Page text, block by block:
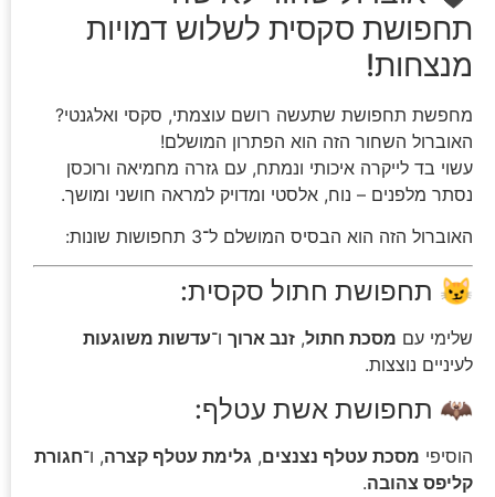
תחפושת סקסית לשלוש דמויות
מנצחות!
מחפשת תחפושת שתעשה רושם עוצמתי, סקסי ואלגנטי?
האוברול השחור הזה הוא הפתרון המושלם!
עשוי בד לייקרה איכותי ונמתח, עם גזרה מחמיאה ורוכסן
נסתר מלפנים – נוח, אלסטי ומדויק למראה חושני ומושך.
האוברול הזה הוא הבסיס המושלם ל־3 תחפושות שונות:
😼 תחפושת חתול סקסית:
שלימי עם מסכת חתול, זנב ארוך ו־עדשות משוגעות
לעיניים נוצצות.
🦇 תחפושת אשת עטלף:
הוסיפי מסכת עטלף נצנצים, גלימת עטלף קצרה, ו־חגורת
קליפס צהובה.